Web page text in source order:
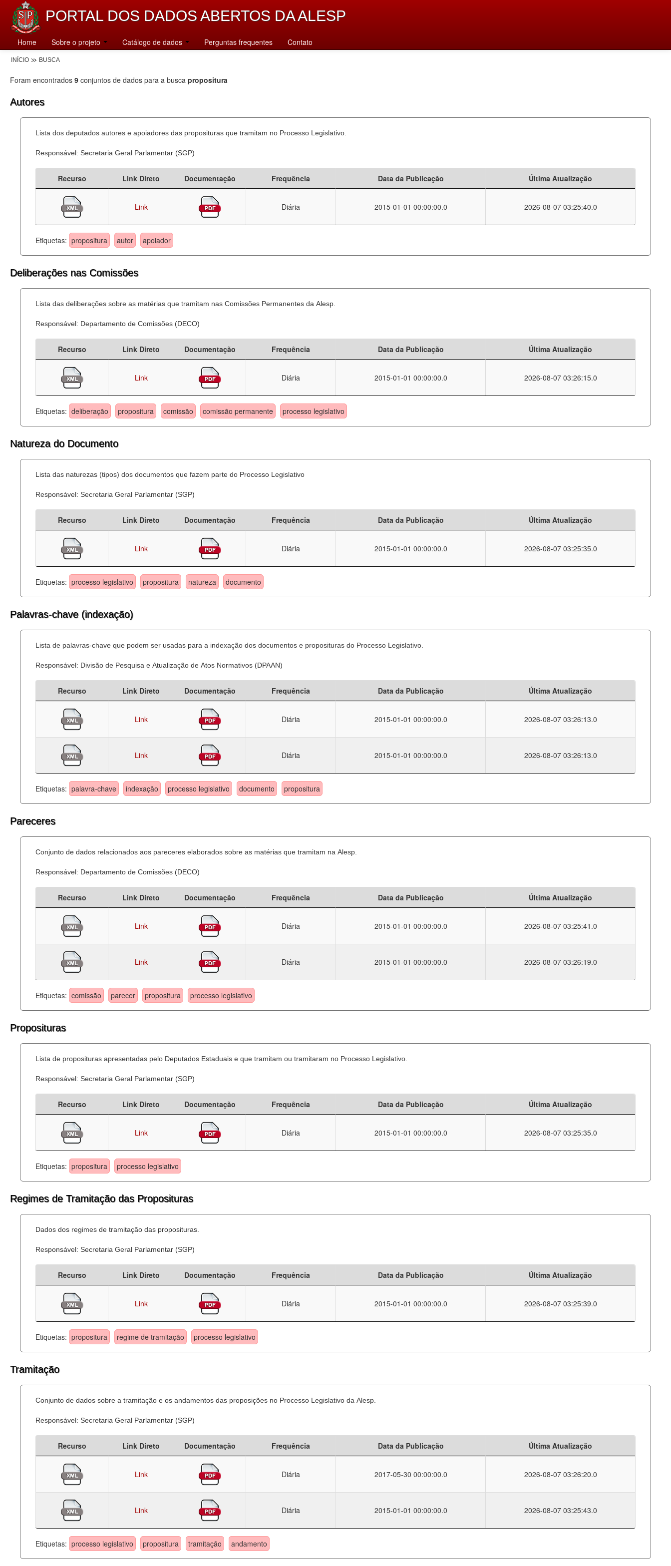
PORTAL DOS DADOS ABERTOS DA ALESP
Home Sobre o projeto Catálogo de dados Perguntas frequentes Contato
INÍCIO BUSCA
Foram encontrados 9 conjuntos de dados para a busca propositura
Autores
Lista dos deputados autores e apoiadores das proposituras que tramitam no Processo Legislativo.
Responsável: Secretaria Geral Parlamentar (SGP)
Recurso Link Direto Documentação Frequência Data da Publicação Última Atualização
Link Diária 2015-01-01 00:00:00.0 2026-08-07 03:25:40.0
Etiquetas: propositura autor apoiador
Deliberações nas Comissões
Lista das deliberações sobre as matérias que tramitam nas Comissões Permanentes da Alesp.
Responsável: Departamento de Comissões (DECO)
Recurso Link Direto Documentação Frequência Data da Publicação Última Atualização
Link Diária 2015-01-01 00:00:00.0 2026-08-07 03:26:15.0
Etiquetas: deliberação propositura comissão comissão permanente processo legislativo
Natureza do Documento
Lista das naturezas (tipos) dos documentos que fazem parte do Processo Legislativo
Responsável: Secretaria Geral Parlamentar (SGP)
Recurso Link Direto Documentação Frequência Data da Publicação Última Atualização
Link Diária 2015-01-01 00:00:00.0 2026-08-07 03:25:35.0
Etiquetas: processo legislativo propositura natureza documento
Palavras-chave (indexação)
Lista de palavras-chave que podem ser usadas para a indexação dos documentos e proposituras do Processo Legislativo.
Responsável: Divisão de Pesquisa e Atualização de Atos Normativos (DPAAN)
Recurso Link Direto Documentação Frequência Data da Publicação Última Atualização
Link Diária 2015-01-01 00:00:00.0 2026-08-07 03:26:13.0
Link Diária 2015-01-01 00:00:00.0 2026-08-07 03:26:13.0
Etiquetas: palavra-chave indexação processo legislativo documento propositura
Pareceres
Conjunto de dados relacionados aos pareceres elaborados sobre as matérias que tramitam na Alesp.
Responsável: Departamento de Comissões (DECO)
Recurso Link Direto Documentação Frequência Data da Publicação Última Atualização
Link Diária 2015-01-01 00:00:00.0 2026-08-07 03:25:41.0
Link Diária 2015-01-01 00:00:00.0 2026-08-07 03:26:19.0
Etiquetas: comissão parecer propositura processo legislativo
Proposituras
Lista de proposituras apresentadas pelo Deputados Estaduais e que tramitam ou tramitaram no Processo Legislativo.
Responsável: Secretaria Geral Parlamentar (SGP)
Recurso Link Direto Documentação Frequência Data da Publicação Última Atualização
Link Diária 2015-01-01 00:00:00.0 2026-08-07 03:25:35.0
Etiquetas: propositura processo legislativo
Regimes de Tramitação das Proposituras
Dados dos regimes de tramitação das proposituras.
Responsável: Secretaria Geral Parlamentar (SGP)
Recurso Link Direto Documentação Frequência Data da Publicação Última Atualização
Link Diária 2015-01-01 00:00:00.0 2026-08-07 03:25:39.0
Etiquetas: propositura regime de tramitação processo legislativo
Tramitação
Conjunto de dados sobre a tramitação e os andamentos das proposições no Processo Legislativo da Alesp.
Responsável: Secretaria Geral Parlamentar (SGP)
Recurso Link Direto Documentação Frequência Data da Publicação Última Atualização
Link Diária 2017-05-30 00:00:00.0 2026-08-07 03:26:20.0
Link Diária 2015-01-01 00:00:00.0 2026-08-07 03:25:43.0
Etiquetas: processo legislativo propositura tramitação andamento